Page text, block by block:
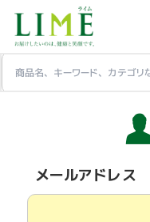
メールアドレス